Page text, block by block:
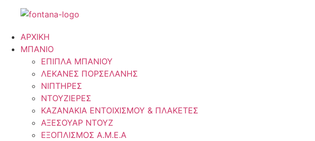
ΑΡΧΙΚΗ
ΜΠΑΝΙΟ
ΕΠΙΠΛΑ ΜΠΑΝΙΟΥ
ΛΕΚΑΝΕΣ ΠΟΡΣΕΛΑΝΗΣ
ΝΙΠΤΗΡΕΣ
ΝΤΟΥΖΙΕΡΕΣ
ΚΑΖΑΝΑΚΙΑ ΕΝΤΟΙΧΙΣΜΟΥ & ΠΛΑΚΕΤΕΣ
ΑΞΕΣΟΥΑΡ ΝΤΟΥΖ
ΕΞΟΠΛΙΣΜΟΣ Α.Μ.Ε.Α